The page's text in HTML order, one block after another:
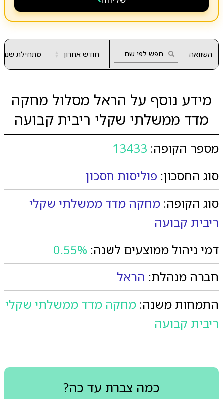
השוואה חודש אחרון ▲
▼ מתחילת שנה
מידע נוסף על הראל מסלול מחקה
מדד ממשלתי שקלי ריבית קבועה
מספר הקופה: 13433
סוג החסכון: פוליסות חסכון
סוג הקופה: מחקה מדד ממשלתי שקלי
ריבית קבועה
דמי ניהול ממוצעים לשנה: 0.55%
חברה מנהלת: הראל
התמחות משנה: מחקה מדד ממשלתי שקלי
ריבית קבועה
כמה צברת עד כה?